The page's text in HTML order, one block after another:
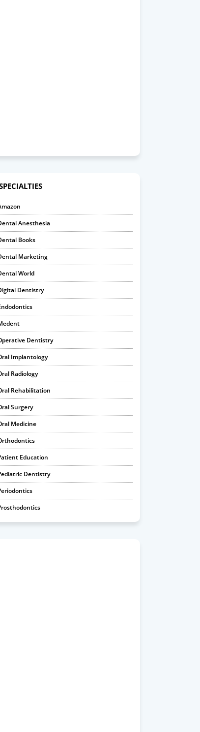
Anesthesia
Books
Marketing
World
Dentistry
Dentistry
Implantology
Radiology
Rehabilitation
Surgery
Medicine
Education
Dentistry